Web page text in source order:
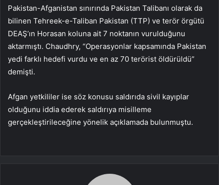
Pakistan-Afganistan sınırında Pakistan Talibanı olarak da
bilinen Tehreek-e-Taliban Pakistan (TTP) ve terör örgütü
DEAŞ’ın Horasan koluna ait 7 noktanın vurulduğunu
aktarmıştı. Chaudhry, “Operasyonlar kapsamında Pakistan
yedi farklı hedefi vurdu ve en az 70 terörist öldürüldü”
demişti.
Afgan yetkililer ise söz konusu saldırıda sivil kayıplar
olduğunu iddia ederek saldırıya misilleme
gerçekleştirileceğine yönelik açıklamada bulunmuştu.